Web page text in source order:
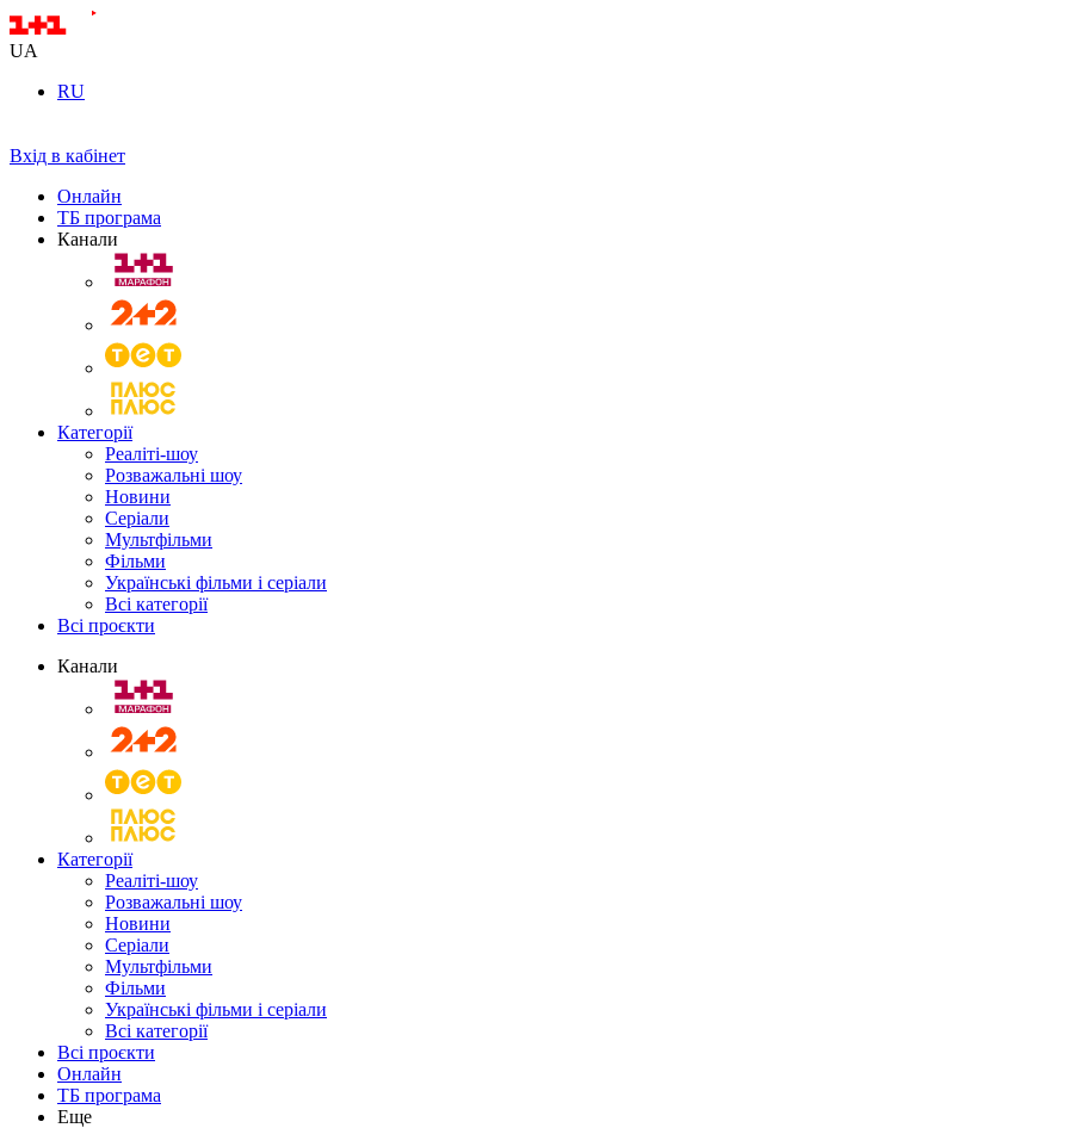
UA
RU
Вхід в кабінет
Онлайн
ТБ програма
Канали
Категорії
Реаліті-шоу
Розважальні шоу
Новини
Серіали
Мультфільми
Фільми
Українські фільми і серіали
Всі категорії
Всі проєкти
Канали
Категорії
Реаліті-шоу
Розважальні шоу
Новини
Серіали
Мультфільми
Фільми
Українські фільми і серіали
Всі категорії
Всі проєкти
Онлайн
ТБ програма
Еще